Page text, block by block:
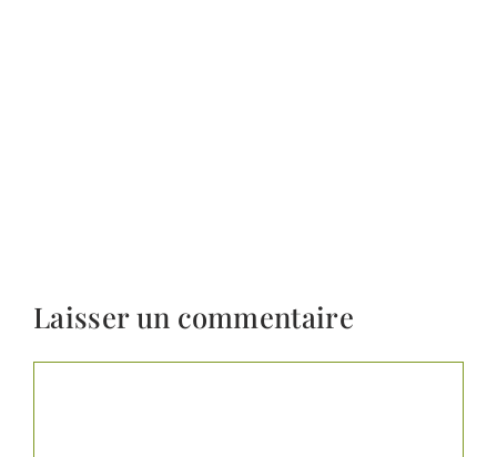
Laisser un commentaire